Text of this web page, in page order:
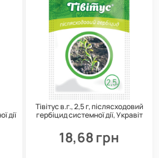
дії
Тівітус в.г., 2,5 г, післясходовий
гербіцид системної дії, Укравіт
18,68 грн